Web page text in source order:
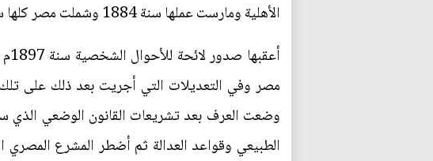
الأهلية ومارست عملها سنة 1884 وشملت مصر كلها سنة1889م (م.ن، ص90ـ).
مصر وفي التعديلات التي أجريت بعد ذلك على تلك
وضعت العرف بعد تشريعات القانون الوضعي الذي
الطبيعي وقواعد العدالة ثم أضطر المشرع المصري